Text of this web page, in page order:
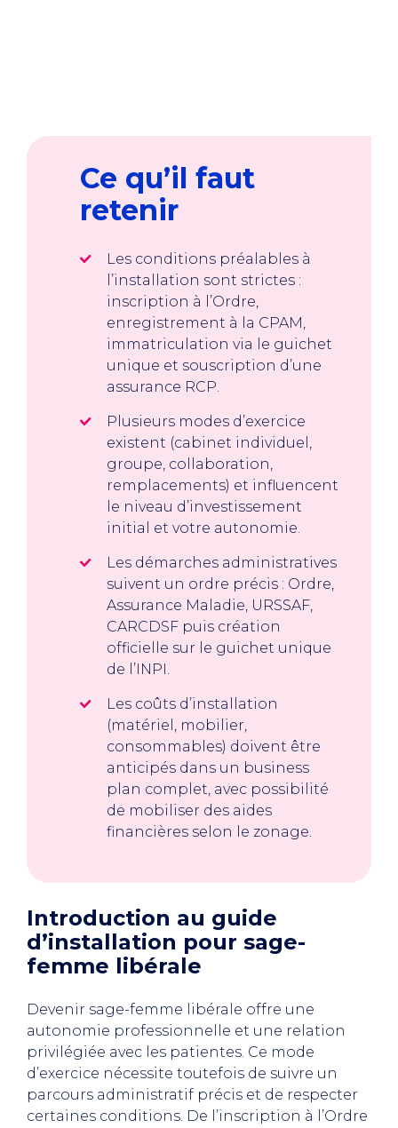
Ce qu’il faut
retenir
Les conditions préalables à
l’installation sont strictes :
inscription à l’Ordre,
enregistrement à la CPAM,
immatriculation via le guichet
unique et souscription d’une
assurance RCP.
Plusieurs modes d’exercice
existent (cabinet individuel,
groupe, collaboration,
remplacements) et influencent
le niveau d’investissement
initial et votre autonomie.
Les démarches administratives
suivent un ordre précis : Ordre,
Assurance Maladie, URSSAF,
CARCDSF puis création
officielle sur le guichet unique
de l’INPI.
Les coûts d’installation
(matériel, mobilier,
consommables) doivent être
anticipés dans un business
plan complet, avec possibilité
de mobiliser des aides
financières selon le zonage.
Introduction au guide
d’installation pour sage-
femme libérale
Devenir sage-femme libérale offre une
autonomie professionnelle et une relation
privilégiée avec les patientes. Ce mode
d’exercice nécessite toutefois de suivre un
parcours administratif précis et de respecter
certaines conditions. De l’inscription à l’Ordre